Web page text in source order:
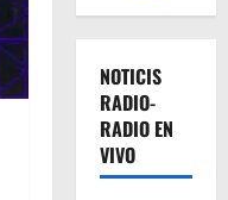
NOTICIS
RADIO-
RADIO EN
VIVO